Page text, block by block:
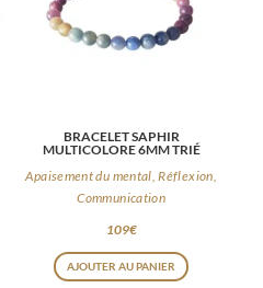
BRACELET SAPHIR
MULTICOLORE 6MM TRIÉ
Apaisement du mental, Réflexion,
Communication
109€
AJOUTER AU PANIER